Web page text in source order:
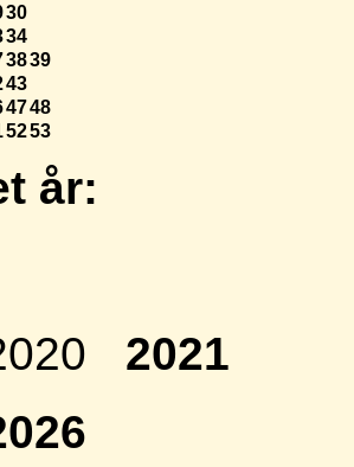
30
34
3839
43
4748
5253
år:
2021